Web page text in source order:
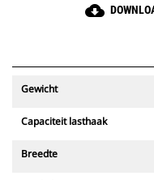
cloud_download
Gewicht
Capaciteit lasthaak
Breedte